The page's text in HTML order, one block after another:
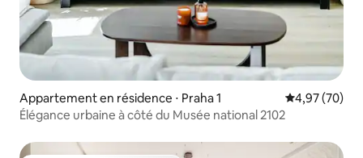
Appartement en résidence ⋅ Praha 1 Évaluation
4,97 (70)
Élégance urbaine à côté du Musée national 2102